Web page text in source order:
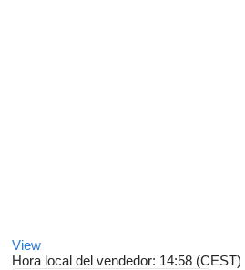
View
Hora local del vendedor: 14:58 (CEST)